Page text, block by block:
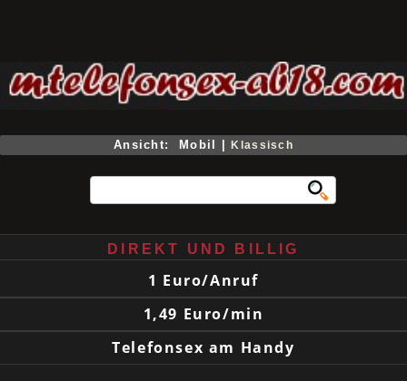
Ansicht: Mobil |Klassisch
DIREKT UND BILLIG
1 Euro/Anruf
1,49 Euro/min
Telefonsex am Handy